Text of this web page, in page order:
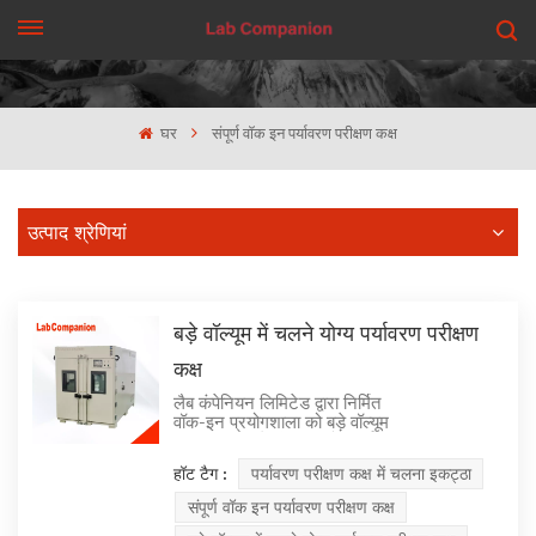
घर संपूर्ण वॉक इन पर्यावरण परीक्षण कक्ष
उत्पाद श्रेणियां
बड़े वॉल्यूम में चलने योग्य पर्यावरण परीक्षण
कक्ष
लैब कंपेनियन लिमिटेड द्वारा निर्मित
वॉक-इन प्रयोगशाला को बड़े वॉल्यूम
आवश्यकताओं को पूरा करने के लिए
डिज़ाइन किया गया है। इसे संरचना में
इंटीग्रल वेल्डिंग प्रकार और असेंबली
प्रकार में विभाजित किया जा सकता
हॉट टैग :
पर्यावरण परीक्षण कक्ष में चलना इकट्ठा
संपूर्ण वॉक इन पर्यावरण परीक्षण कक्ष